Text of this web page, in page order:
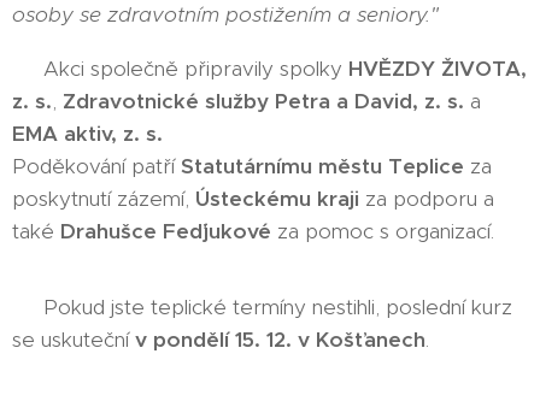
osoby se zdravotním postižením a seniory."
👥 Akci společně připravily spolky HVĚZDY ŽIVOTA,
z. s., Zdravotnické služby Petra a David, z. s. a
EMA aktiv, z. s.
Poděkování patří Statutárnímu městu Teplice za
poskytnutí zázemí, Ústeckému kraji za podporu a
také Drahušce Feďjukové za pomoc s organizací.
📍 Pokud jste teplic­ké termíny nestihli, poslední kurz
se uskutečnív pondělí 15. 12. v Košťanech.